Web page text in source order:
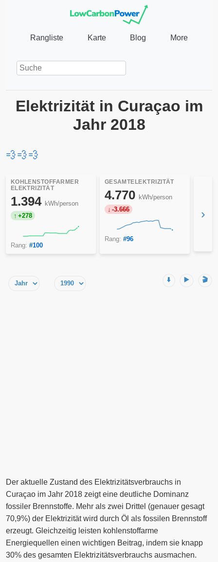
Rangliste Karte Blog More
Elektrizität in Curaçao im
Jahr 2018
💨💨💨
KOHLENSTOFFARMER
ELEKTRIZITÄT
1.394 kWh/person
+278
Rang: #100
GESAMTELEKTRIZITÄT
4.770 kWh/person
-3.666
Rang: #96
›
⬇️ ▶️ 🎬
Der aktuelle Zustand des Elektrizitätsverbrauchs in
Curaçao im Jahr 2018 zeigt eine deutliche Dominanz
fossiler Brennstoffe. Mehr als zwei Drittel (genauer gesagt
70,9%) der Elektrizität wird durch Öl als fossilen Brennstoff
erzeugt. Gleichzeitig leisten kohlenstoffarme
Energiequellen einen wichtigen Beitrag, indem sie knapp
30% des gesamten Elektrizitätsverbrauchs ausmachen.